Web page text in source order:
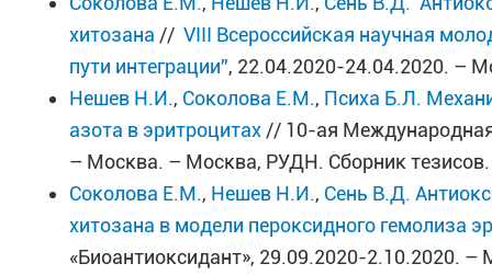
хитозана // VIII Всероссийская научная
пути интеграции”, 22.04.2020-24.04.2020. –
Нешев Н.И., Соколова Е.М., Психа Б.Л.
азота в эритроцитах // 10-ая
– Москва. – Москва, РУДН. Сборник
Соколова Е.М., Нешев Н.И., Сень В.Д.
хитозана в модели пероксидного гемолиза
«Биоантиоксидант», 29.09.2020-2.10.2020.